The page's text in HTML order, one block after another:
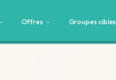
Offres Groupes cibles